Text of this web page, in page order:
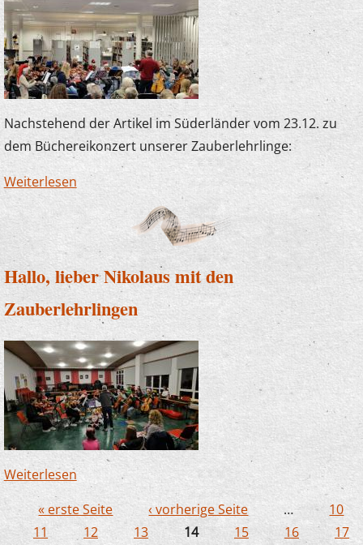
Nachstehend der Artikel im Süderländer vom 23.12. zu
dem Büchereikonzert unserer Zauberlehrlinge:
Weiterlesen über Erfolg trotz kurzfristiger Umplanung:
Zauberhafte Klänge zum vierten Advent
Hallo, lieber Nikolaus mit den
Zauberlehrlingen
Weiterlesen über Hallo, lieber Nikolaus mit den
Zauberlehrlingen
Seiten
« erste Seite ‹ vorherige Seite …
10
11
12 13 14 15 16
17